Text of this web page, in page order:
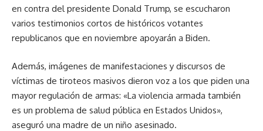
en contra del presidente Donald Trump, se escucharon
varios testimonios cortos de históricos votantes
republicanos que en noviembre apoyarán a Biden.
Además, imágenes de manifestaciones y discursos de
víctimas de tiroteos masivos dieron voz a los que piden una
mayor regulación de armas: «La violencia armada también
es un problema de salud pública en Estados Unidos»,
aseguró una madre de un niño asesinado.